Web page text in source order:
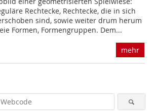
Rechtecke, Rechtecke, die in sich
sind, sowie weiter drum herum
Formen, Formengruppen. Dem...
mehr